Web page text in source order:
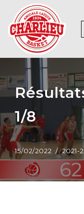
Aller
au
contenu
1/8
15/02/2022 2021-